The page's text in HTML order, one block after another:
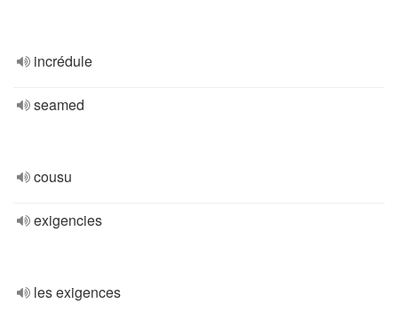
incrédule
seamed
cousu
exigencies
les exigences